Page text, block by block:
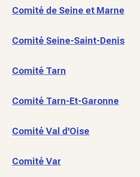
Comité de Seine et Marne
Comité Seine-Saint-Denis
Comité Tarn
Comité Tarn-Et-Garonne
Comité Val d'Oise
Comité Var